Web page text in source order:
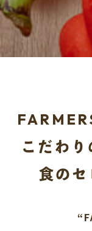
こだわ
食のセ